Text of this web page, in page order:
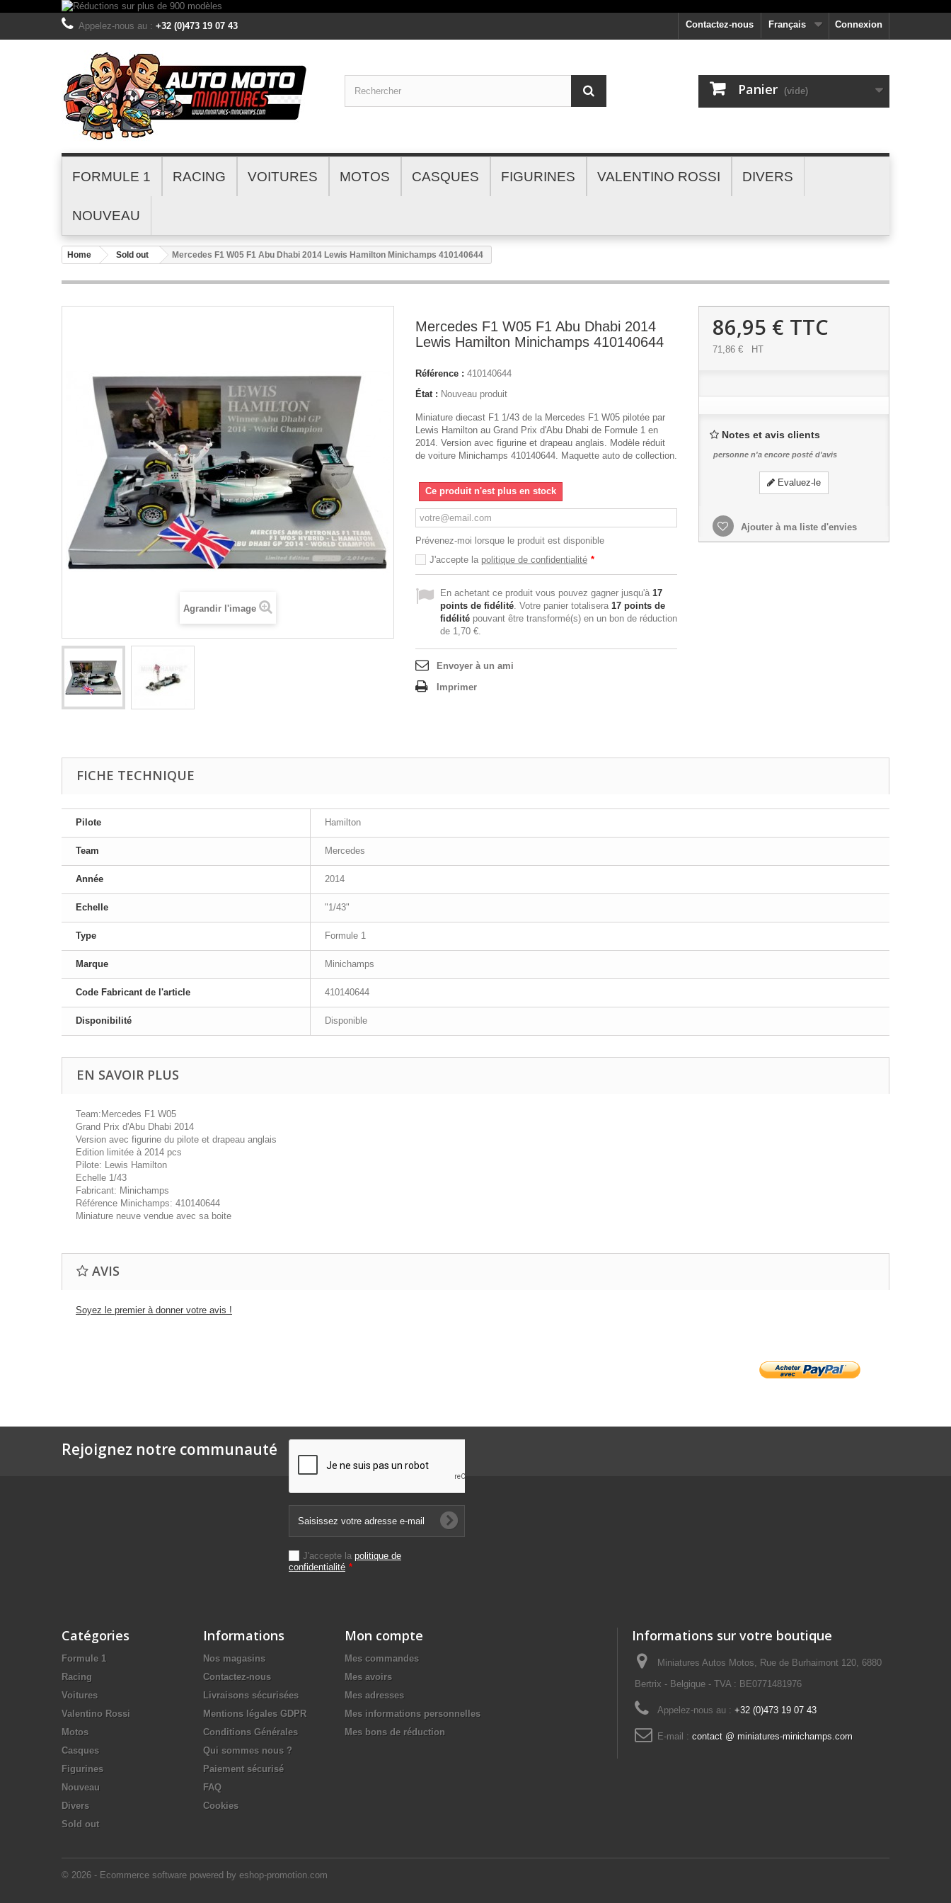
Connexion
Français
Contactez-nous
Appelez-nous au : +32 (0)473 19 07 43
Panier (vide)
FORMULE 1 RACING VOITURES MOTOS CASQUES FIGURINES VALENTINO ROSSI DIVERS
NOUVEAU
Home Sold out Mercedes F1 W05 F1 Abu Dhabi 2014 Lewis Hamilton Minichamps 410140644
Agrandir l'image
Mercedes F1 W05 F1 Abu Dhabi 2014
Lewis Hamilton Minichamps 410140644
Référence : 410140644
État : Nouveau produit
Miniature diecast F1 1/43 de la Mercedes F1 W05 pilotée par
Lewis Hamilton au Grand Prix d'Abu Dhabi de Formule 1 en
2014. Version avec figurine et drapeau anglais. Modèle réduit
de voiture Minichamps 410140644. Maquette auto de collection.
Ce produit n'est plus en stock
Prévenez-moi lorsque le produit est disponible
J'accepte la politique de confidentialité *
En achetant ce produit vous pouvez gagner jusqu'à 17
points de fidélité. Votre panier totalisera 17 points de
fidélité pouvant être transformé(s) en un bon de réduction
de 1,70 €.
Envoyer à un ami
Imprimer
86,95 € TTC
71,86 € HT
Notes et avis clients
personne n'a encore posté d'avis
Evaluez-le
Ajouter à ma liste d'envies
FICHE TECHNIQUE
Pilote Hamilton
Team Mercedes
Année 2014
Echelle "1/43"
Type Formule 1
Marque Minichamps
Code Fabricant de l'article 410140644
Disponibilité Disponible
EN SAVOIR PLUS
Team:Mercedes F1 W05
Grand Prix d'Abu Dhabi 2014
Version avec figurine du pilote et drapeau anglais
Edition limitée à 2014 pcs
Pilote: Lewis Hamilton
Echelle 1/43
Fabricant: Minichamps
Référence Minichamps: 410140644
Miniature neuve vendue avec sa boite
AVIS
Soyez le premier à donner votre avis !
Rejoignez notre communauté
J'accepte la politique de
confidentialité *
Catégories
Formule 1
Racing
Voitures
Valentino Rossi
Motos
Casques
Figurines
Nouveau
Divers
Sold out
Informations
Nos magasins
Contactez-nous
Livraisons sécurisées
Mentions légales GDPR
Conditions Générales
Qui sommes nous ?
Paiement sécurisé
FAQ
Cookies
© 2026 - Ecommerce software powered by eshop-promotion.com
Mon compte
Mes commandes
Mes avoirs
Mes adresses
Mes informations personnelles
Mes bons de réduction
Informations sur votre boutique
Miniatures Autos Motos, Rue de Burhaimont 120, 6880
Bertrix - Belgique - TVA : BE0771481976
Appelez-nous au : +32 (0)473 19 07 43
E-mail : contact @ miniatures-minichamps.com